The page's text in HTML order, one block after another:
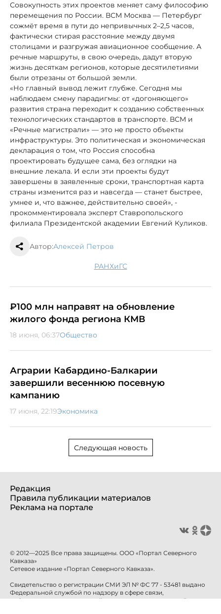
Совокупность этих проектов меняет саму философию
перемещения по России. ВСМ Москва — Петербург
сожмёт время в пути до непривычных 2–2,5 часов,
фактически стирая расстояние между двумя
столицами и разгружая авиационное сообщение. А
речные маршруты, в свою очередь, дадут вторую
жизнь десяткам регионов, которые десятилетиями
были отрезаны от большой земли.
«Но главный вывод лежит глубже. Сегодня мы
наблюдаем смену парадигмы: от «догоняющего»
развития страна переходит к созданию собственных
технологических стандартов в транспорте. ВСМ и
«Речные магистрали» — это не просто объекты
инфраструктуры. Это политическая и экономическая
декларация о том, что Россия способна
проектировать будущее сама, без оглядки на
внешние лекала. И если эти проекты будут
завершены в заявленные сроки, транспортная карта
страны изменится раз и навсегда — станет быстрее,
умнее и, что важнее, действительно своей», -
прокомментировала эксперт Ставропольского
филиала Президентской академии Евгений Куликов.
Автор:Алексей Петров
РАНХиГС
₽100 млн направят на обновление
жилого фонда региона КМВ
18 июня, 06:37Общество
Аграрии Кабардино-Балкарии
завершили весеннюю посевную
кампанию
17 июня, 22:19Экономика
Следующая новость
Редакция
Правила публикации материалов
Реклама на портале
© 2012—2025 Все права защищены. ООО «Портал Северного
Кавказа»
Сетевое издание «Портал Северного Кавказа».
Свидетельство о регистрации СМИ ЭЛ № ФС 77 - 53481 выдано
Федеральной службой по надзору в сфере связи,
информационных технологий и массовых коммуникаций